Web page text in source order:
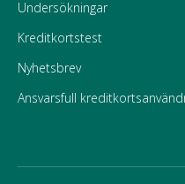
Undersökningar
Kreditkortstest
Nyhetsbrev
Ansvarsfull